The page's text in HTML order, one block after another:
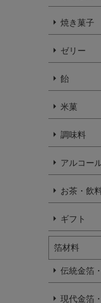
焼き菓子
ゼリー
飴
米菓
調味料
アルコー
お茶・飲
ギフト
箔材料
伝統金箔
現代金箔